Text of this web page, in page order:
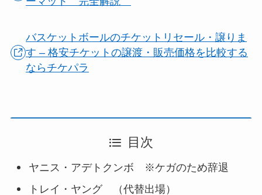
バスケットボールのチケットリセール・譲りま
す – 格安チケットの譲渡・販売価格を比較する
ならチケパラ
目次
ヤニス・アデトクンボ ※ケガのため辞退
トレイ・ヤング （代替出場）